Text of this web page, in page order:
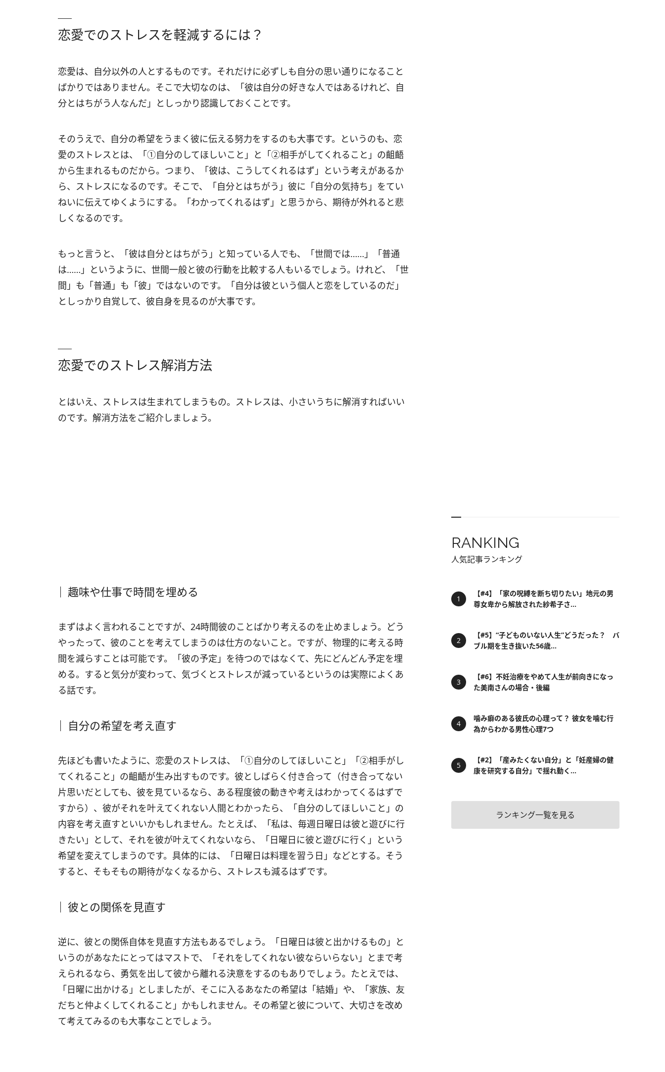
恋愛でのストレスを軽減するには？
恋愛は、自分以外の人とするものです。それだけに必ずしも自分の思い通りになること
ばかりではありません。そこで大切なのは、「彼は自分の好きな人ではあるけれど、自
分とはちがう人なんだ」としっかり認識しておくことです。
そのうえで、自分の希望をうまく彼に伝える努力をするのも大事です。というのも、恋
愛のストレスとは、「①自分のしてほしいこと」と「②相手がしてくれること」の齟齬
から生まれるものだから。つまり、「彼は、こうしてくれるはず」という考えがあるか
ら、ストレスになるのです。そこで、「自分とはちがう」彼に「自分の気持ち」をてい
ねいに伝えてゆくようにする。「わかってくれるはず」と思うから、期待が外れると悲
しくなるのです。
もっと言うと、「彼は自分とはちがう」と知っている人でも、「世間では……」「普通
は……」というように、世間一般と彼の行動を比較する人もいるでしょう。けれど、「世
間」も「普通」も「彼」ではないのです。「自分は彼という個人と恋をしているのだ」
としっかり自覚して、彼自身を見るのが大事です。
恋愛でのストレス解消方法
とはいえ、ストレスは生まれてしまうもの。ストレスは、小さいうちに解消すればいい
のです。解消方法をご紹介しましょう。
趣味や仕事で時間を埋める
まずはよく言われることですが、24時間彼のことばかり考えるのを止めましょう。どう
やったって、彼のことを考えてしまうのは仕方のないこと。ですが、物理的に考える時
間を減らすことは可能です。「彼の予定」を待つのではなくて、先にどんどん予定を埋
める。すると気分が変わって、気づくとストレスが減っているというのは実際によくあ
る話です。
自分の希望を考え直す
先ほども書いたように、恋愛のストレスは、「①自分のしてほしいこと」「②相手がし
てくれること」の齟齬が生み出すものです。彼としばらく付き合って（付き合ってない
片思いだとしても、彼を見ているなら、ある程度彼の動きや考えはわかってくるはずで
すから）、彼がそれを叶えてくれない人間とわかったら、「自分のしてほしいこと」の
内容を考え直すといいかもしれません。たとえば、「私は、毎週日曜日は彼と遊びに行
きたい」として、それを彼が叶えてくれないなら、「日曜日に彼と遊びに行く」という
希望を変えてしまうのです。具体的には、「日曜日は料理を習う日」などとする。そう
すると、そもそもの期待がなくなるから、ストレスも減るはずです。
彼との関係を見直す
逆に、彼との関係自体を見直す方法もあるでしょう。「日曜日は彼と出かけるもの」と
いうのがあなたにとってはマストで、「それをしてくれない彼ならいらない」とまで考
えられるなら、勇気を出して彼から離れる決意をするのもありでしょう。たとえでは、
「日曜に出かける」としましたが、そこに入るあなたの希望は「結婚」や、「家族、友
だちと仲よくしてくれること」かもしれません。その希望と彼について、大切さを改め
て考えてみるのも大事なことでしょう。
RANKING
人気記事ランキング
【#4】「家の呪縛を断ち切りたい」地元の男
尊女卑から解放された紗希子さ...
【#5】“子どものいない人生”どうだった？ バ
ブル期を生き抜いた56歳...
【#6】不妊治療をやめて人生が前向きになっ
た美南さんの場合・後編
噛み癖のある彼氏の心理って？ 彼女を噛む行
為からわかる男性心理7つ
【#2】「産みたくない自分」と「妊産婦の健
康を研究する自分」で揺れ動く...
ランキング一覧を見る